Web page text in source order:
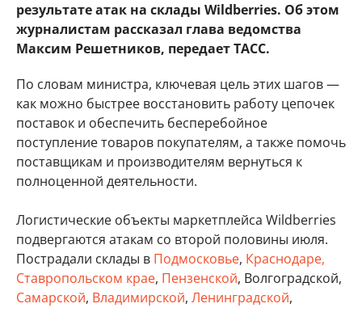
результате атак на склады Wildberries. Об этом
журналистам рассказал глава ведомства
Максим Решетников, передает ТАСС.
По словам министра, ключевая цель этих шагов —
как можно быстрее восстановить работу цепочек
поставок и обеспечить бесперебойное
поступление товаров покупателям, а также помочь
поставщикам и производителям вернуться к
полноценной деятельности.
Логистические объекты маркетплейса Wildberries
подвергаются атакам со второй половины июля.
Пострадали склады в Подмосковье, Краснодаре,
Ставропольском крае, Пензенской, Волгоградской,
Самарской, Владимирской, Ленинградской,